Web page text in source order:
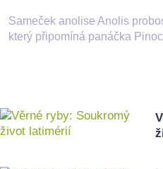
Sameček anolise Anolis
který připomíná panáčka